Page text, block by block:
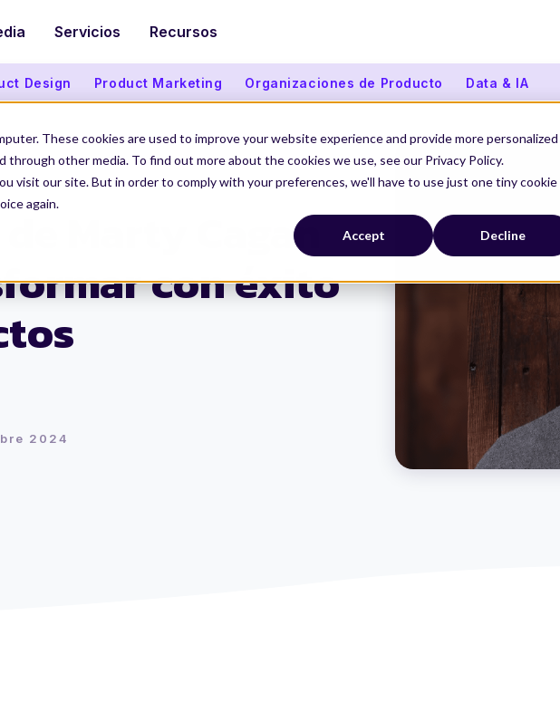
These cookies are used to improve your website experience and provide more personalized
other media. To find out more about the cookies we use, see our Privacy Policy.
visit our site. But in order to comply with your preferences, we'll have to use just one tiny cookie
again.
Accept Decline
Servicios Recursos
Design Product Marketing Organizaciones de Producto Data & IA
Producto El método de Marty Cagan para transformar con éxito los productos
de Marty Cagan
con éxito
2024